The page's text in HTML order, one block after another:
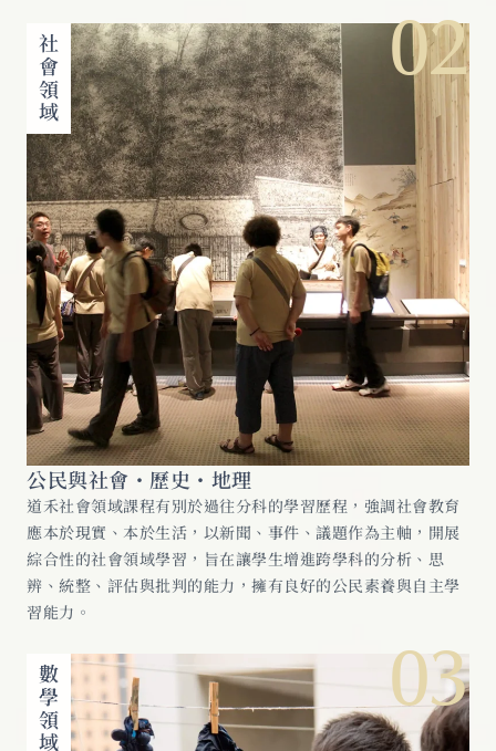
02
社會領域
公民與社會・歷史・地理
道禾社會領域課程有別於過往分科的學習歷程，強調社會教育
應本於現實、本於生活，以新聞、事件、議題作為主軸，開展
綜合性的社會領域學習，旨在讓學生增進跨學科的分析、思
辨、統整、評估與批判的能力，擁有良好的公民素養與自主學
習能力。
03
數學領域